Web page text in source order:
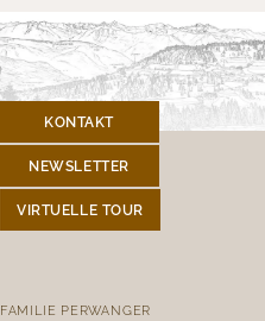
KONTAKT
NEWSLETTER
VIRTUELLE TOUR
FAMILIE PERWANGER